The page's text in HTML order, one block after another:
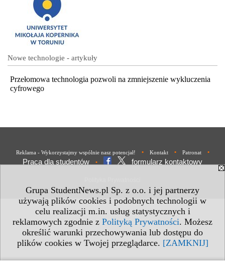
Grupa StudentNews.pl Sp. z o.o. i jej partnerzy
używają plików cookies i podobnych technologii w
celu realizacji m.in. usług statystycznych i
reklamowych zgodnie z Polityką Prywatności. Możesz
określić warunki przechowywania lub dostępu do
plików cookies w Twojej przeglądarce. [ZAMKNIJ]
Nowe technologie - artykuły
Przełomowa technologia pozwoli na zmniejszenie wykluczenia
cyfrowego
Reklama - Wykorzystajmy wspólnie nasz potencjał! • Kontakt • Patronat •
Praca dla studentów • formularz kontaktowy